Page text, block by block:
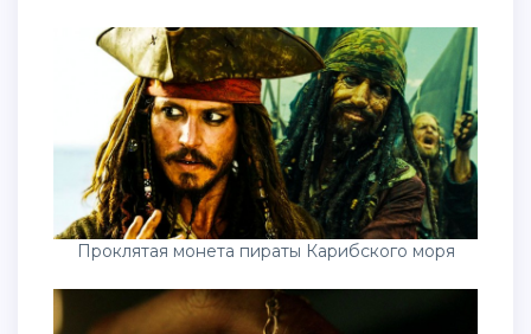
Проклятая монета пираты Карибского моря